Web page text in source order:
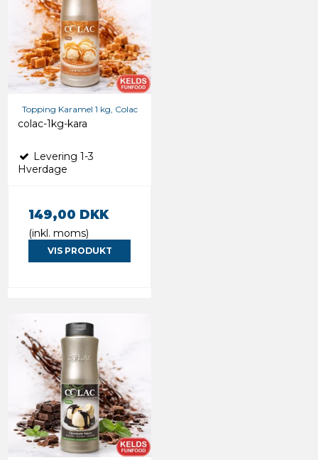
Topping Karamel 1 kg, Colac
colac-1kg-kara
Levering 1-3
Hverdage
149,00 DKK
(inkl. moms)
VIS PRODUKT